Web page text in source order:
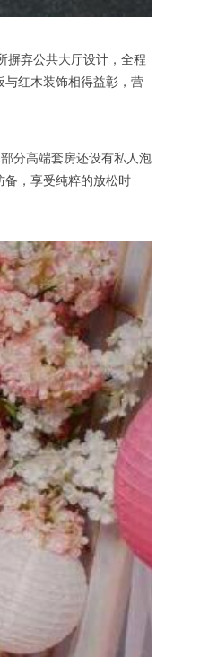
摒弃公共大厅设计，全程
与红木装饰相得益彰，营
分高端套房还设有私人泡
备，享受纯粹的放松时